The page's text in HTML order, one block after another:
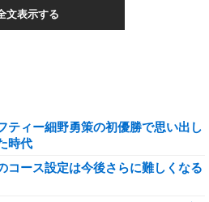
文表示する
ティー細野勇策の初優勝で思い出し
時代
コース設定は今後さらに難しくなる